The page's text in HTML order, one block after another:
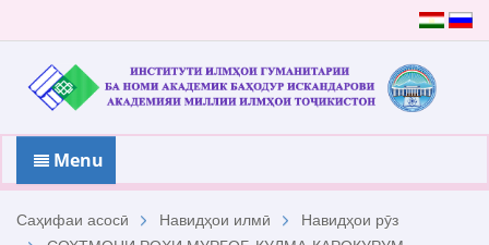
Menu
Саҳифаи асосӣ Навидҳои илмӣ
Навидҳои рӯз